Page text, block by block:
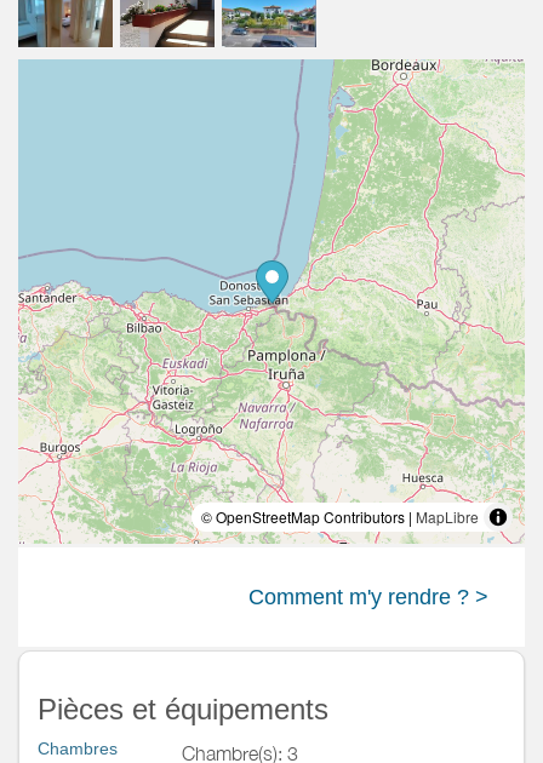
© OpenStreetMap Contributors | MapLibre
Comment m'y rendre ? >
Pièces et équipements
Chambres
Chambre(s): 3